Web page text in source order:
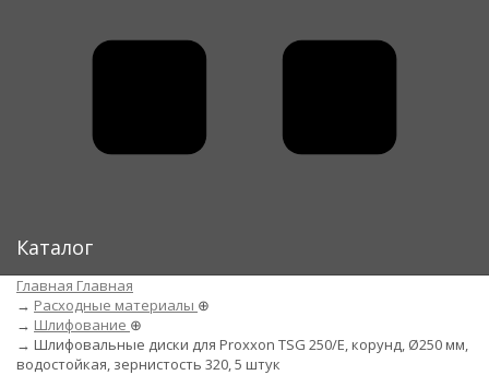
Каталог
Главная Главная
→ Расходные материалы ⊕
→ Шлифование ⊕
→ Шлифовальные диски для Proxxon TSG 250/E, корунд, Ø250 мм,
водостойкая, зернистость 320, 5 штук